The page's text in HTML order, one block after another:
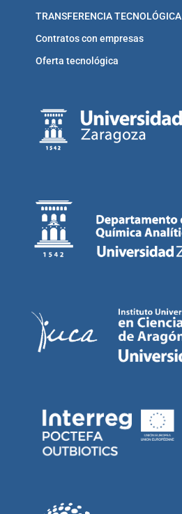
TRANSFERENCIA TECNOLÓGICA
Contratos con empresas
Oferta tecnológica